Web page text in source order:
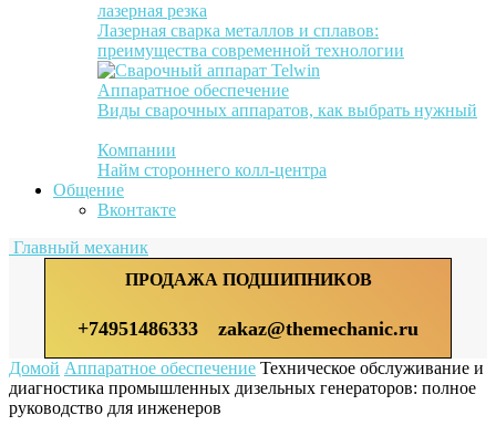
лазерная резка
Лазерная сварка металлов и сплавов:
преимущества современной технологии
Аппаратное обеспечение
Виды сварочных аппаратов, как выбрать нужный
Компании
Найм стороннего колл-центра
Общение
Вконтакте
Главный механик
ПРОДАЖА ПОДШИПНИКОВ
+74951486333 zakaz@themechanic.ru
Домой Аппаратное обеспечение Техническое обслуживание и
диагностика промышленных дизельных генераторов: полное
руководство для инженеров